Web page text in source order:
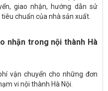
giao nhận, hướng dẫn sử
chuẩn của nhà sản xuất.
nhận trong nội thành Hà
vận chuyển cho những đơn
vi nội thành Hà Nội.